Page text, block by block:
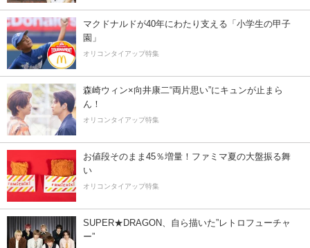
マクドナルドが40年にわたり支える「小学生の甲子
園」
オリコンタイアップ特集
森崎ウィン×向井康二“両片思い”にキュンが止まら
ん！
オリコンタイアップ特集
お値段そのまま45％増量！ファミマ夏の大盤振る舞
い
オリコンタイアップ特集
SUPER★DRAGON、自ら描いた”レトロフューチャ
ー”